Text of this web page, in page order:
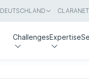
DEUTSCHLAND
ChallengesExpertise